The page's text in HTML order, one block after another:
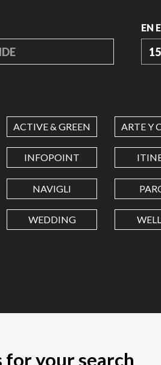
EN
dot
ACTIVE & GREEN ARTE Y
INFOPOINT
NAVIGLI
WEDDING
for your search